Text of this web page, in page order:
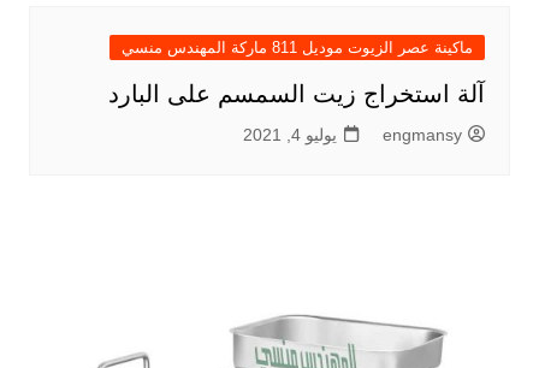
ماكينة عصر الزيوت موديل 811 ماركة المهندس منسي
آلة استخراج زيت السمسم على البارد
engmansy يوليو 4, 2021